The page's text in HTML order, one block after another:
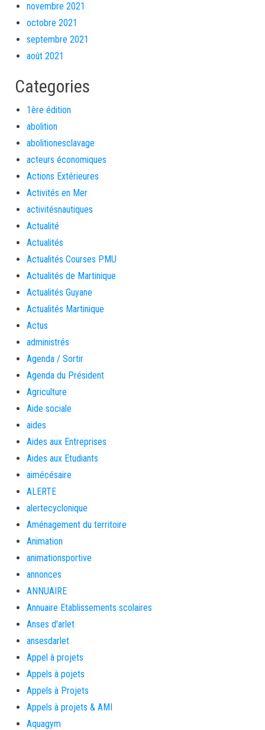
novembre 2021
octobre 2021
septembre 2021
août 2021
Categories
1ère édition
abolition
abolitionesclavage
acteurs économiques
Actions Extérieures
Activités en Mer
activitésnautiques
Actualité
Actualités
Actualités Courses PMU
Actualités de Martinique
Actualités Guyane
Actualités Martinique
Actus
administrés
Agenda / Sortir
Agenda du Président
Agriculture
Aide sociale
aides
Aides aux Entreprises
Aides aux Etudiants
aimécésaire
ALERTE
alertecyclonique
Aménagement du territoire
Animation
animationsportive
annonces
ANNUAIRE
Annuaire Etablissements scolaires
Anses d'arlet
ansesdarlet
Appel à projets
Appels à pojets
Appels à Projets
Appels à projets & AMI
Aquagym